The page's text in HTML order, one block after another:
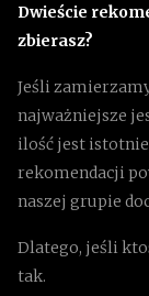
Dwieście
zbierasz?
Jeśli
najważniejsze
ilość jest
rekomendacji
naszej grupie
Dlatego, jeśli
tak.